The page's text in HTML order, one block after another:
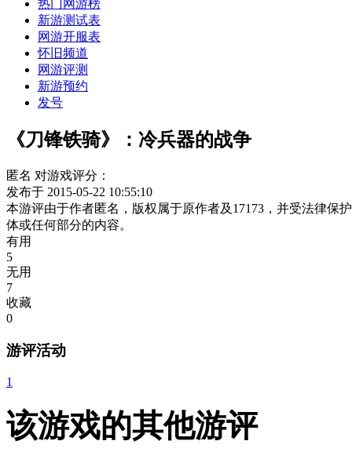
热门网游榜
新游测试表
网游开服表
怀旧频道
网游评测
新游预约
发号
《刀锋铁骑》：冷兵器的战争
匿名 对游戏评分：
发布于 2015-05-22 10:55:10
本游评由于作者匿名，版权属于原作者及17173，并受法律保
体或任何部分的内容。
有用
5
无用
7
收藏
0
游评活动
1
该游戏的其他游评